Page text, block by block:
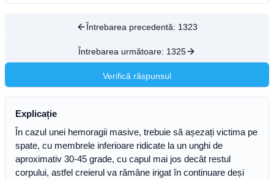
Întrebarea precedentă: 1323
Întrebarea următoare: 1325
Verifică răspunsul
Explicație
În cazul unei hemoragii masive, trebuie să așezați victima pe
spate, cu membrele inferioare ridicate la un unghi de
aproximativ 30-45 grade, cu capul mai jos decât restul
corpului, astfel creierul va rămâne irigat în continuare deși